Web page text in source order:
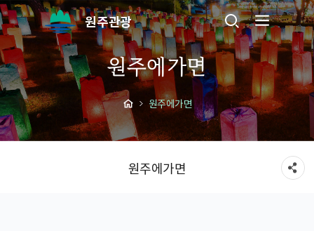
원주관광
원주에가면
원주에가면
원주에가면